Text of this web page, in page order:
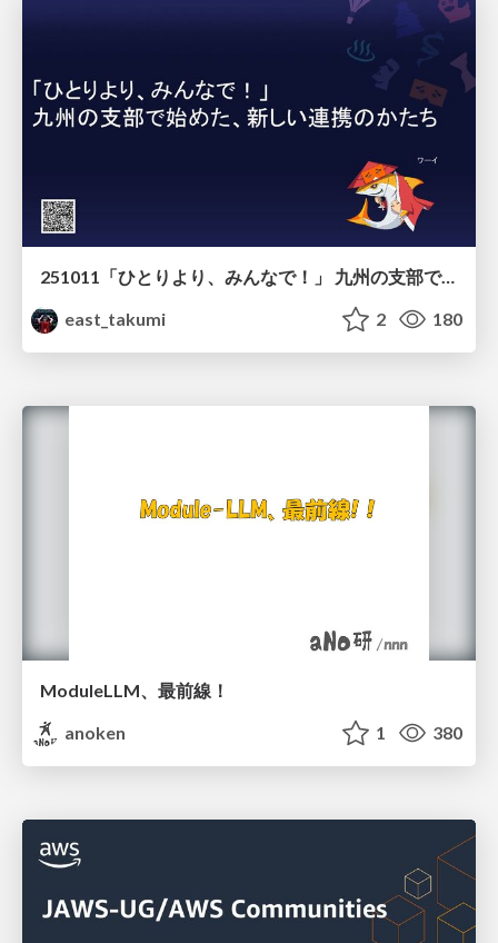
251011「ひとりより、みんなで！」 九州の支部で始めた、新しい連携のかたち
east_takumi
2 180
ModuleLLM、最前線！
anoken
1 380